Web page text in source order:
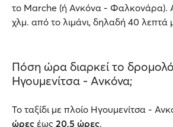
το Marche (ή Ανκόνα - Φαλκονάρα).
χλμ. από το λιμάνι, δηλαδή 40 λεπτά
Πόση ώρα διαρκεί το
Ηγουμενίτσα - Ανκόνα;
Το ταξίδι με πλοίο Ηγουμενίτσα -
ώρες έως 20,5 ώρες.